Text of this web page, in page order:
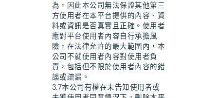
為，因此本公司無法保證其他第三
方使用者在本平台提供的內容、資
料或資訊是否真實且正確。使用者
應對平台使用者內容自行承擔風
險，在法律允許的最大範圍內，本
公司不就使用者內容對使用者負
責，包括但不限於使用者內容的錯
誤或疏漏。
3.7本公司有權在未告知使用者或